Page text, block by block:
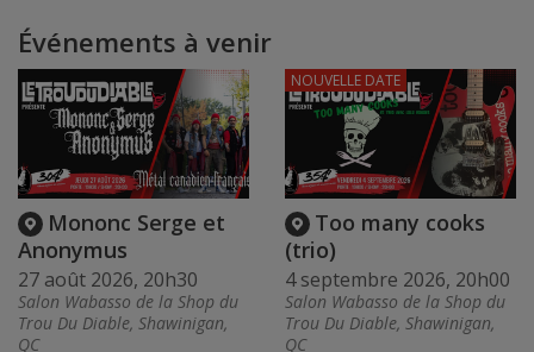
Événements à venir
Mononc Serge et
Anonymus
27 août 2026, 20h30
Salon Wabasso de la Shop du
Trou Du Diable, Shawinigan,
QC
Too many cooks
(trio)
4 septembre 2026, 20h00
Salon Wabasso de la Shop du
Trou Du Diable, Shawinigan,
QC
NOUVELLE DATE